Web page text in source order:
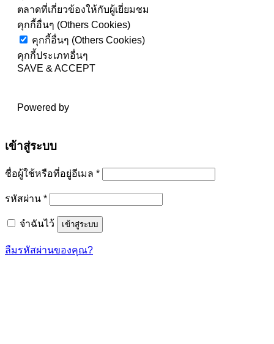
ตลาดที่เกี่ยวข้องให้กับผู้เยี่ยมชม
คุกกี้อื่นๆ (Others Cookies)
คุกกี้อื่นๆ (Others Cookies)
คุกกี้ประเภทอื่นๆ
SAVE & ACCEPT
Powered by
เข้าสู่ระบบ
ชื่อผู้ใช้หรือที่อยู่อีเมล *ต้องการ
รหัสผ่าน *ต้องการ
จำฉันไว้ เข้าสู่ระบบ
ลืมรหัสผ่านของคุณ?